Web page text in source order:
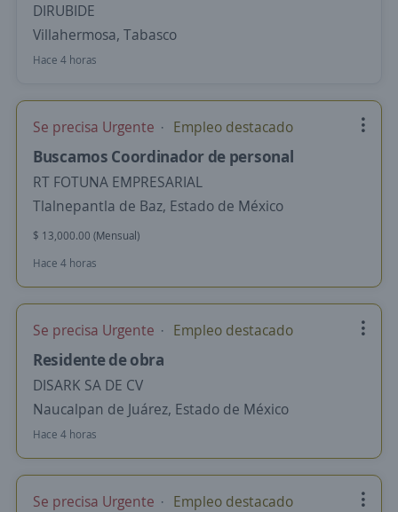
DIRUBIDE
Villahermosa, Tabasco
Hace 4 horas
Se precisa Urgente Empleo destacado
Buscamos Coordinador de personal
RT FOTUNA EMPRESARIAL
Tlalnepantla de Baz, Estado de México
$ 13,000.00 (Mensual)
Hace 4 horas
Se precisa Urgente Empleo destacado
Residente de obra
DISARK SA DE CV
Naucalpan de Juárez, Estado de México
Hace 4 horas
Se precisa Urgente Empleo destacado